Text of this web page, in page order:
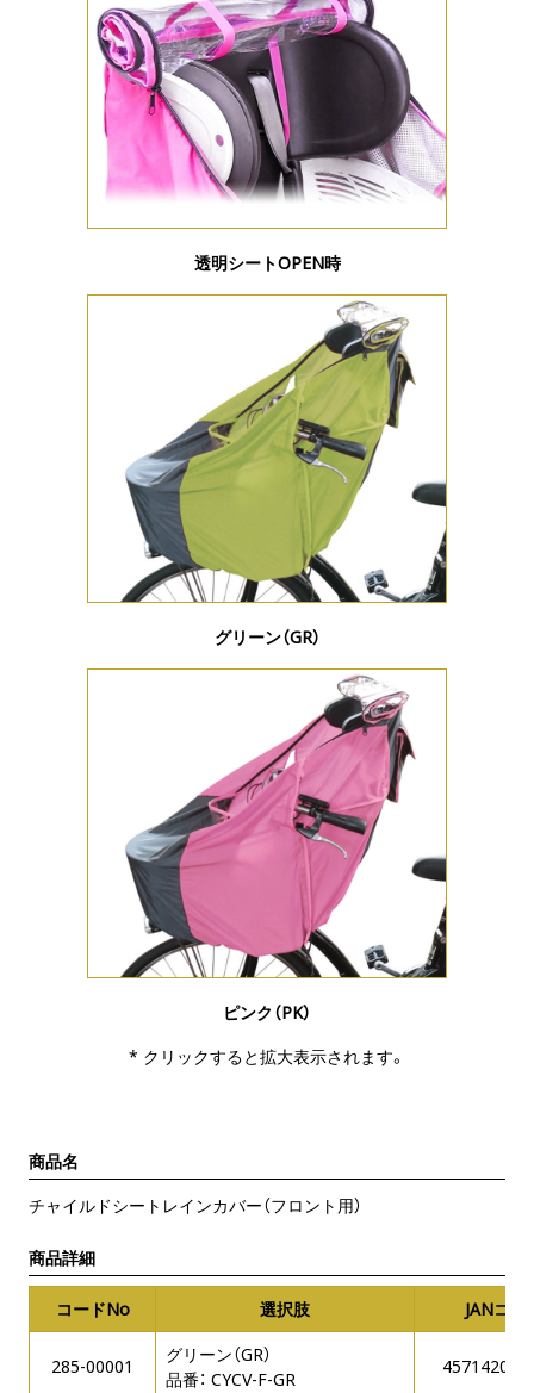
透明シートOPEN時
グリーン（GR）
ピンク（PK）
* クリックすると拡大表示されます。
商品名
チャイルドシートレインカバー（フロント用）
商品詳細
コードNo 選択肢 JANコー
285-00001
グリーン（GR）
品番： CYCV-F-GR